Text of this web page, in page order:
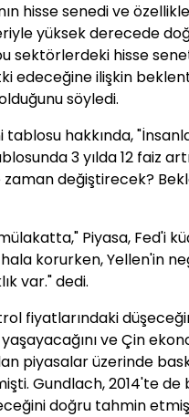
hisse senedi ve
yüksek derecede
sektörlerdeki hisse
edeceğine ilişkin
söyledi.
hakkında,
3 yılda 12 faiz
zaman değiştirecek?
Piyasa, Fed'i
hala korurken, Yellen'in
var." dedi.
fiyatlarındaki
ve Çin
piyasalar üzerinde
Gundlach, 2014'te de
doğru tahmin